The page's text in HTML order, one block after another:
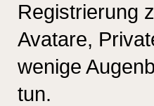
Registrierung
Avatare,
wenige
tun.